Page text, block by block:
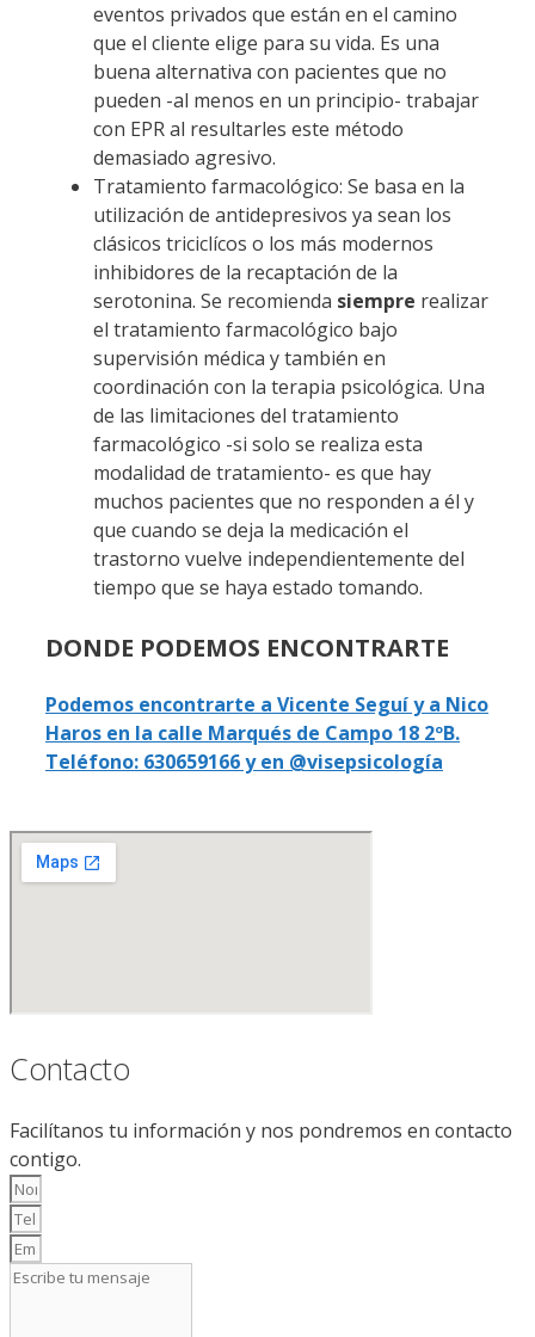
eventos privados que están en el camino
que el cliente elige para su vida. Es una
buena alternativa con pacientes que no
pueden -al menos en un principio- trabajar
con EPR al resultarles este método
demasiado agresivo.
Tratamiento farmacológico: Se basa en la
utilización de antidepresivos ya sean los
clásicos triciclícos o los más modernos
inhibidores de la recaptación de la
serotonina. Se recomienda siempre realizar
el tratamiento farmacológico bajo
supervisión médica y también en
coordinación con la terapia psicológica. Una
de las limitaciones del tratamiento
farmacológico -si solo se realiza esta
modalidad de tratamiento- es que hay
muchos pacientes que no responden a él y
que cuando se deja la medicación el
trastorno vuelve independientemente del
tiempo que se haya estado tomando.
DONDE PODEMOS ENCONTRARTE
Podemos encontrarte a Vicente Seguí y a Nico
Haros en la calle Marqués de Campo 18 2ºB.
Teléfono: 630659166 y en @visepsicología
Contacto
Facilítanos tu información y nos pondremos en contacto
contigo.